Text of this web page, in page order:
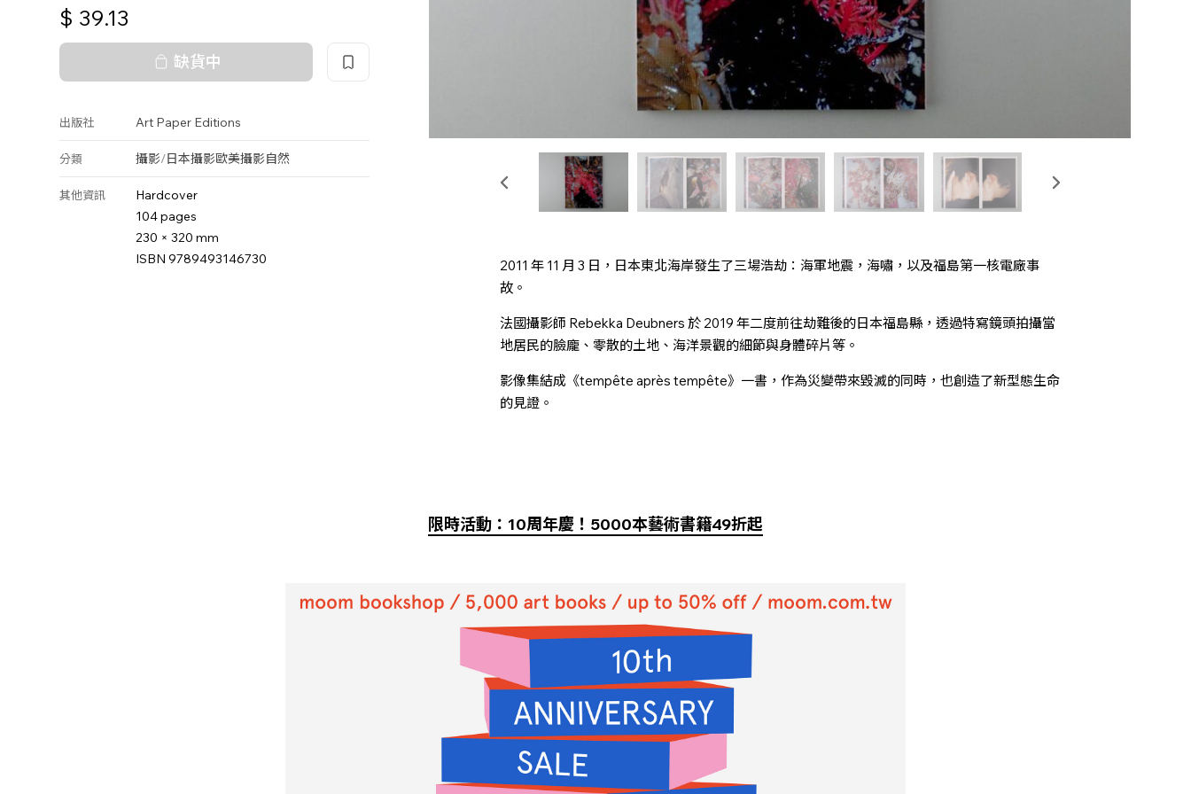
$ 39.13
缺貨中
出版社 Art Paper Editions
分類 攝影/日本攝影歐美攝影自然
其他資訊
Hardcover
104 pages
230 × 320 mm
ISBN 9789493146730
2011 年 11 月 3 日，日本東北海岸發生了三場浩劫：海軍地震，海嘯，以及福島第一核電廠事
故。
法國攝影師 Rebekka Deubners 於 2019 年二度前往劫難後的日本福島縣，透過特寫鏡頭拍攝當
地居民的臉龐、零散的土地、海洋景觀的細節與身體碎片等。
影像集結成《tempête après tempête》一書，作為災變帶來毀滅的同時，也創造了新型態生命
的見證。
限時活動：10周年慶！5000本藝術書籍49折起